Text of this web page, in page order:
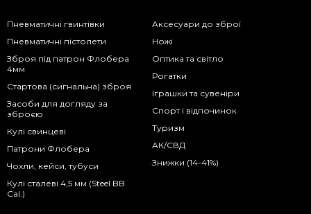
Пневматичні гвинтівки
Пневматичні пістолети
Зброя під патрон Флобера
4мм
Стартова (сигнальна) зброя
Засоби для догляду за
зброєю
Кулі свинцеві
Патрони Флобера
Чохли, кейси, тубуси
Кулі сталеві 4,5 мм (Steel BB
Cal.)
Аксесуари до зброї
Ножі
Оптика та світло
Рогатки
Іграшки та сувеніри
Спорт і відпочинок
Туризм
АК/СВД
Знижки (14-41%)